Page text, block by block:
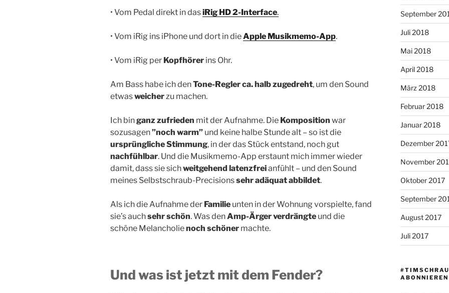
• Vom Pedal direkt in dasiRig HD 2-Interface.
• Vom iRig ins iPhone und dort in dieApple Musikmemo-App.
• Vom iRig per Kopfhörer ins Ohr.
Am Bass habe ich denTone-Regler ca. halb zugedreht, um den Sound
etwasweicher zu machen.
Ich binganz zufrieden mit der Aufnahme. Die Komposition war
sozusagen”noch warm” und keine halbe Stunde alt – so ist die
ursprüngliche Stimmung, in der das Stück entstand, noch gut
nachfühlbar. Und die Musikmemo-App erstaunt mich immer wieder
damit, dass sie sichweitgehend latenzfreianfühlt – und den Sound
meines Selbstschraub-Precisionssehr adäquat abbildet.
Als ich die Aufnahme der Familie unten in der Wohnung vorspielte, fand
sie’s auchsehr schön. Was denAmp-Ärger verdrängte und die
schöne Melancholienoch schöner machte.
Und was ist jetzt mit dem Fender?
September
Juli 2018
Mai 2018
April 2018
März 2018
Februar 2018
Januar 2018
Dezember
November
Oktober 2017
September
August 2017
Juli 2017
ABONNIEREN